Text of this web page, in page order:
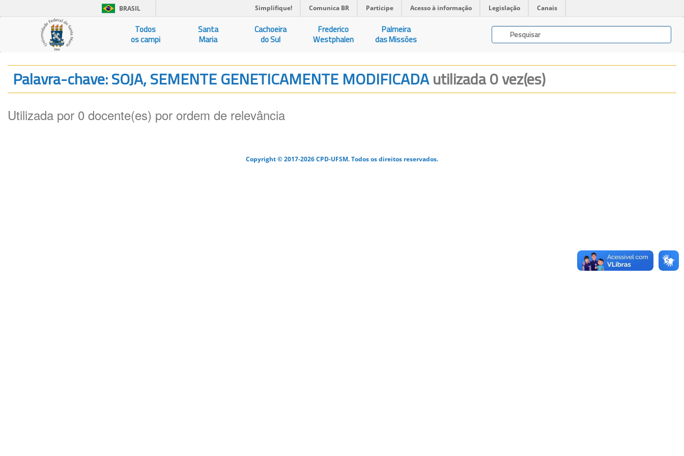
BRASIL Simplifique! Comunica BR Participe Acesso à informação Legislação Canais
Todos
os campi
Santa
Maria
Cachoeira
do Sul
Frederico
Westphalen
Palmeira
das Missões
Palavra-chave: SOJA, SEMENTE GENETICAMENTE MODIFICADAutilizada 0 vez(es)
Utilizada por 0 docente(es) por ordem de relevância
Copyright © 2017-2026 CPD-UFSM. Todos os direitos reservados.